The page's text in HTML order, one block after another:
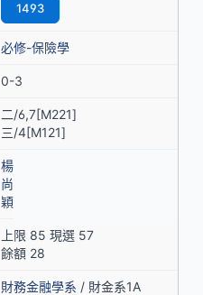
1493
必修-保險學
0-3
二/6,7[M221]
三/4[M121]
楊
尚
穎
上限 85 現選 57
餘額 28
財務金融學系 / 財金系1A